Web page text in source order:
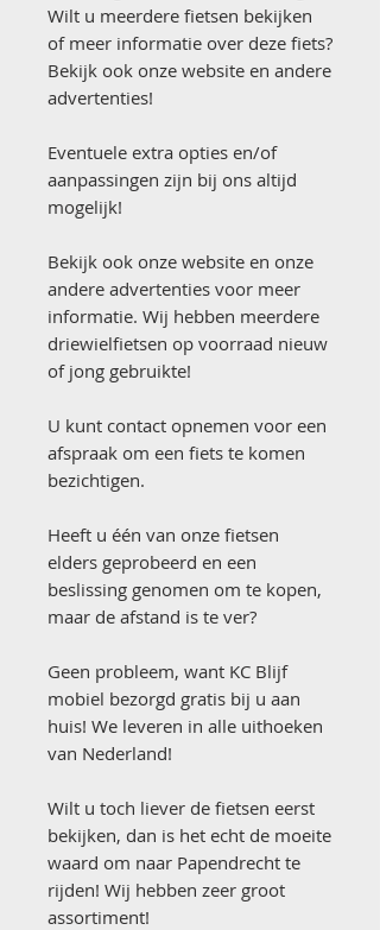
Wilt u meerdere fietsen bekijken
of meer informatie over deze fiets?
Bekijk ook onze website en andere
advertenties!
Eventuele extra opties en/of
aanpassingen zijn bij ons altijd
mogelijk!
Bekijk ook onze website en onze
andere advertenties voor meer
informatie. Wij hebben meerdere
driewielfietsen op voorraad nieuw
of jong gebruikte!
U kunt contact opnemen voor een
afspraak om een fiets te komen
bezichtigen.
Heeft u één van onze fietsen
elders geprobeerd en een
beslissing genomen om te kopen,
maar de afstand is te ver?
Geen probleem, want KC Blijf
mobiel bezorgd gratis bij u aan
huis! We leveren in alle uithoeken
van Nederland!
Wilt u toch liever de fietsen eerst
bekijken, dan is het echt de moeite
waard om naar Papendrecht te
rijden! Wij hebben zeer groot
assortiment!